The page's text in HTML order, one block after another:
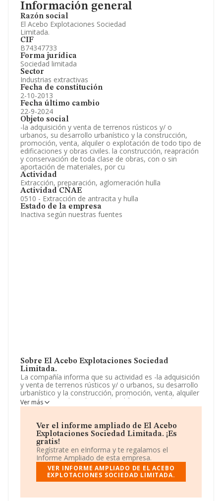
Información general
Razón social
El Acebo Explotaciones Sociedad
Limitada.
CIF
B74347733
Forma jurídica
Sociedad limitada
Sector
Industrias extractivas
Fecha de constitución
2-10-2013
Fecha último cambio
22-9-2024
Objeto social
-la adquisición y venta de terrenos rústicos y/ o
urbanos, su desarrollo urbanístico y la construcción,
promoción, venta, alquiler o explotación de todo tipo de
edificaciones y obras civiles. la construcción, reapración
y conservación de toda clase de obras, con o sin
aportación de materiales, por cu
Actividad
Extracción, preparación, aglomeración hulla
Actividad CNAE
0510 - Extracción de antracita y hulla
Estado de la empresa
Inactiva según nuestras fuentes
Sobre El Acebo Explotaciones Sociedad
Limitada.
La compañía informa que su actividad es -la adquisición
y venta de terrenos rústicos y/ o urbanos, su desarrollo
urbanístico y la construcción, promoción, venta, alquiler
o explotación de todo tipo de edificaciones y obras
civiles. la construcción, reapración y conservación de
por cu. La empresa está registrada como Sociedad
Limitada. La actividad de referencia CNAE corresponde
a 'Extracción de antracita y hulla', cuyo Código es 0510.
No realiza actividad de importación y/o exportación.
La empresaEl Acebo Explotaciones Sociedad
Limitada, CIF B74347733, se encuentra en Lugar
Carbachu núm. 34, (33800), en el municipio de Cangas
Ver más
Ver el informe ampliado de El Acebo
Explotaciones Sociedad Limitada. ¡Es
gratis!
Regístrate en eInforma y te regalamos el
Informe Ampliado de esta empresa.
VER INFORME AMPLIADO DE EL ACEBO
EXPLOTACIONES SOCIEDAD LIMITADA.
Artículos de prensa publicados sobre la empresa.
Información oficial y registral complementaria.